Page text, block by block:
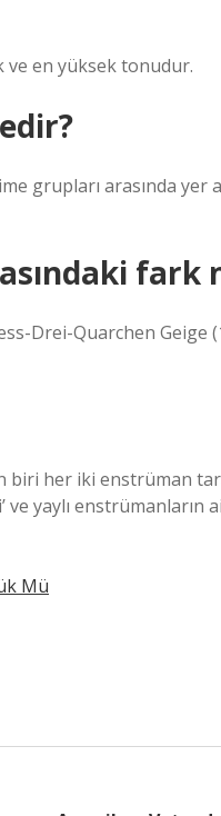
ve en yüksek tonudur.
grupları arasında
fark
Drei-Quarchen
biri her iki enstrüman
ve yaylı
Mü